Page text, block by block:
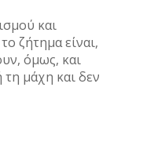
και
ζήτημα είναι,
όμως, και
μάχη και δεν